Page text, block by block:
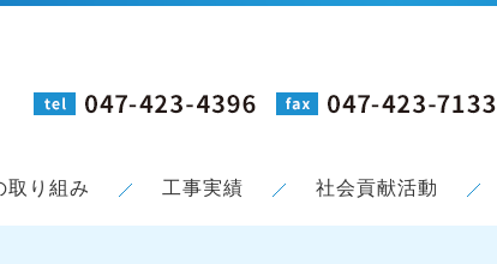
取り組み 工事実績 社会貢献活動